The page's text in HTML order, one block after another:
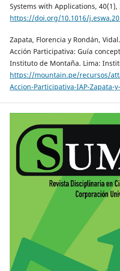
Systems with Applications, 40(1),
https://doi.org/10.1016/
Zapata, Florencia y Rondán,
Acción Participativa: Guía
Instituto de Montaña. Lima:
https://mountain.pe/recursos/
Accion-Participativa-IAP-Zapata-